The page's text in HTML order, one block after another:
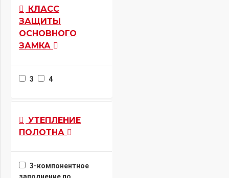
КЛАСС
ЗАЩИТЫ
ОСНОВНОГО
ЗАМКА
3 4
УТЕПЛЕНИЕ
ПОЛОТНА
3-компонентное